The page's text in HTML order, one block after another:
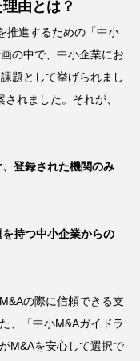
由とは？
推進するための「中小
の中で、中小企業にお
題として挙げられまし
れました。それが、
登録された機関のみ
持つ中小企業からの
の際に信頼できる支
、「中小M&Aガイドラ
M&Aを安心して選択で